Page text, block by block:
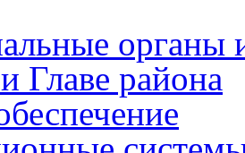
органы
Главе района